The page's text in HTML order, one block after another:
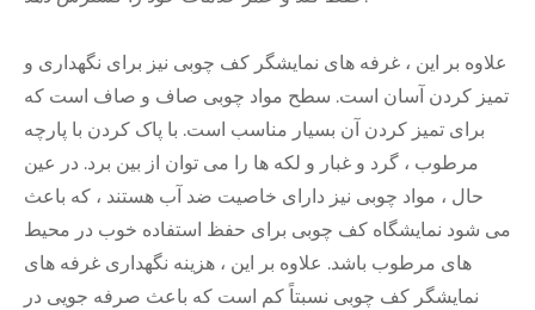
علاوه بر این ، غرفه های نمایشگر کف چوبی نیز برای نگهداری و
تمیز کردن آسان است. سطح مواد چوبی صاف و صاف است که
برای تمیز کردن آن بسیار مناسب است. با پاک کردن با پارچه
مرطوب ، گرد و غبار و لکه ها را می توان از بین برد. در عین
حال ، مواد چوبی نیز دارای خاصیت ضد آب هستند ، که باعث
می شود نمایشگاه کف چوبی برای حفظ استفاده خوب در محیط
های مرطوب باشد. علاوه بر این ، هزینه نگهداری غرفه های
نمایشگر کف چوبی نسبتاً کم است که باعث صرفه جویی در